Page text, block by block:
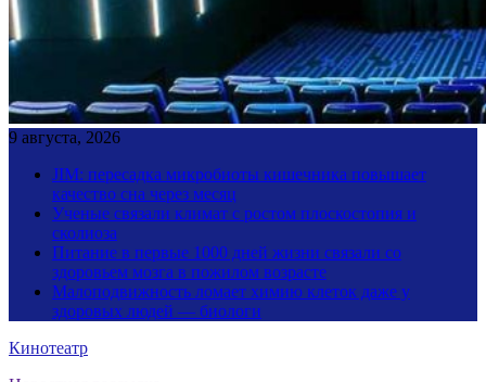
9 августа, 2026
JIM: пересадка микробиоты кишечника повышает
качество сна через месяц
Ученые связали климат с ростом плоскостопия и
сколиоза
Питание в первые 1000 дней жизни связали со
здоровьем мозга в пожилом возрасте
Малоподвижность ломает химию клеток даже у
здоровых людей — биологи
Кинотеатр